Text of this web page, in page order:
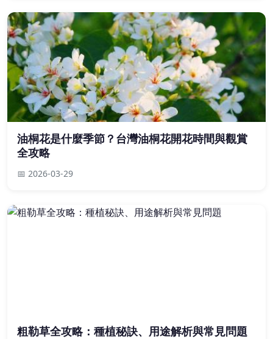
油桐花是什麼季節？台灣油桐花開花時間與觀賞
全攻略
📅 2026-03-29
粗勒草全攻略：種植秘訣、用途解析與常見問題